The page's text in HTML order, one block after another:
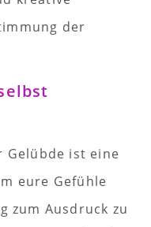
der
Gelübde ist eine
eure Gefühle
zum Ausdruck zu